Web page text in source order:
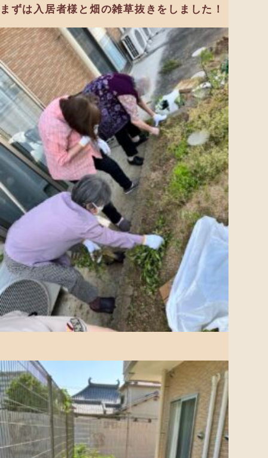
まずは入居者様と畑の雑草抜きをしました！